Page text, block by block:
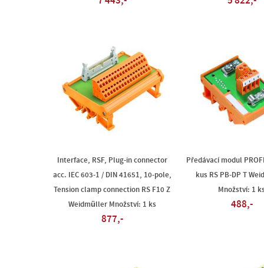
Interface, RSF, Plug-in connector
acc. IEC 603-1 / DIN 41651, 10-pole,
Tension clamp connection RS F10 Z
Weidmüller Množství: 1 ks
877,-
Předávací modul
kus RS PB-DP T
Množství: 1
488,-